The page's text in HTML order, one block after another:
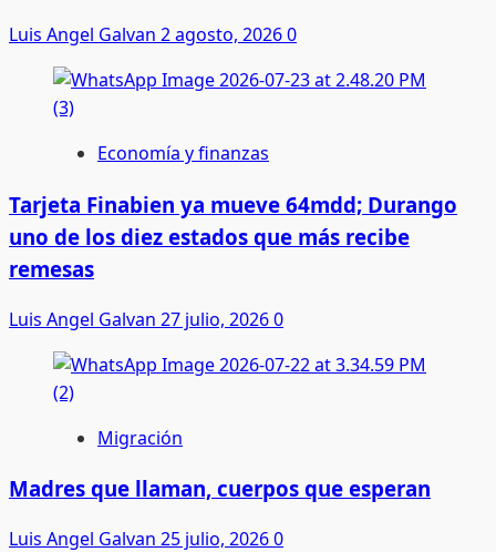
Luis Angel Galvan 2 agosto, 20260
Economía y finanzas
Tarjeta Finabien ya mueve 64mdd; Durango
uno de los diez estados que más recibe
remesas
Luis Angel Galvan 27 julio, 20260
Migración
Madres que llaman, cuerpos que esperan
Luis Angel Galvan 25 julio, 20260